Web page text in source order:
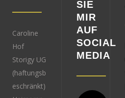
Caroline
Hof
Storigy UG
(haftungsb
eschränkt)
SIE
MIR
AUF
SOCIAL
MEDIA